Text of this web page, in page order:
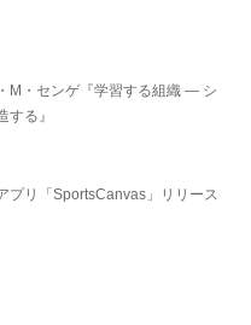
M・センゲ『学習する組織 ― シ
する』
プリ「SportsCanvas」リリース